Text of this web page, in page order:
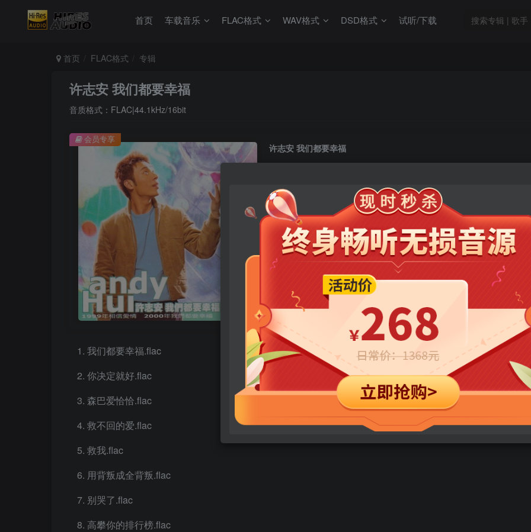
首页 车载音乐 FLAC格式 WAV格式 DSD格式 试听/下载
首页 FLAC格式 专辑
许志安 我们都要幸福
音质格式：FLAC|44.1kHz/16bit
许志安 我们都要幸福
￥9.9 限时特惠
￥99
年卡会员免费 永久会员 免费
立即购买
您当前未登录！建议登陆后购买，可保存购买订单
会员专享
我们都要幸福.flac
你决定就好.flac
森巴爱恰恰.flac
救不回的爱.flac
救我.flac
用背叛成全背叛.flac
别哭了.flac
高攀你的排行榜.flac